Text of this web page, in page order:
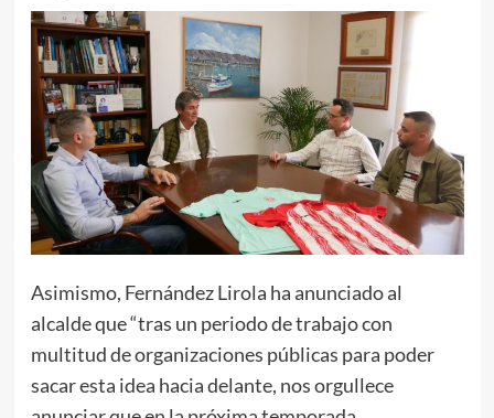
Asimismo, Fernández Lirola ha anunciado al
alcalde que “tras un periodo de trabajo con
multitud de organizaciones públicas para poder
sacar esta idea hacia delante, nos orgullece